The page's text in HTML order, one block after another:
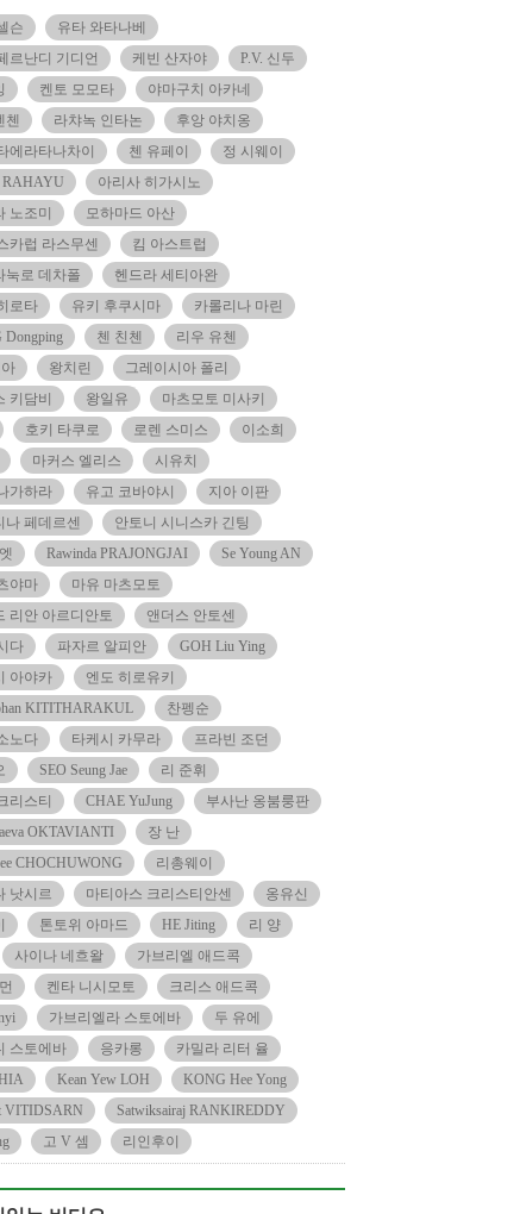
슨
유타 와타나베
르난디 기디언
케빈 산자야
P.V. 신두
켄토 모모타
야마구치 아카네
첸
라챠녹 인타논
후앙 야치옹
에라타나차이
첸 유페이
정 시웨이
RAHAYU
아리사 히가시노
노조미
모하마드 아산
카럽 라스무센
킴 아스트럽
눅로 데차폴
헨드라 세티아완
로타
유키 후쿠시마
카롤리나 마린
첸 친첸
리우 유첸
아
왕치린
그레이시아 폴리
키담비
왕일유
마츠모토 미사키
호키 타쿠로 로렌 스미스
이소희
마커스 엘리스
시유치
가하라
유고 코바야시
지아 이판
나 페데르센
안토니 시니스카 긴팅
Rawinda PRAJONGJAI
Se Young AN
야마
마유 마츠모토
리안 아르디안토
앤더스 안토센
다
파자르 알피안
GOH Liu Ying
아야카
엔도 히로유키
KITITHARAKUL
찬펭순
노다
타케시 카무라
프라빈 조던
SEO Seung Jae
리 준휘
리스티
CHAE YuJung
부사난 옹붐룽판
OKTAVIANTI
장 난
CHOCHUWONG
리총웨이
낫시르
마티아스 크리스티안센
옹유신
톤토위 아마드 HE Jiting
리 양
사이나 네흐왈
가브리엘 애드콕
켄타 니시모토
크리스 애드콕
가브리엘라 스토에바
두 유에
스토에바
응카롱
카밀라 리터 율
Kean Yew LOH
KONG Hee Yong
VITIDSARN
Satwiksairaj RANKIREDDY
고 V 셈 리인후이